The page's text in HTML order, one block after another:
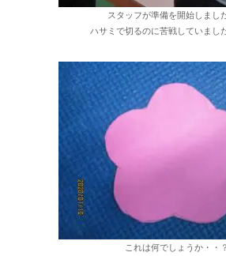
スタッフが準備を開始しまし
ハサミで切るのに苦戦していまし
これは何でしょうか・・？